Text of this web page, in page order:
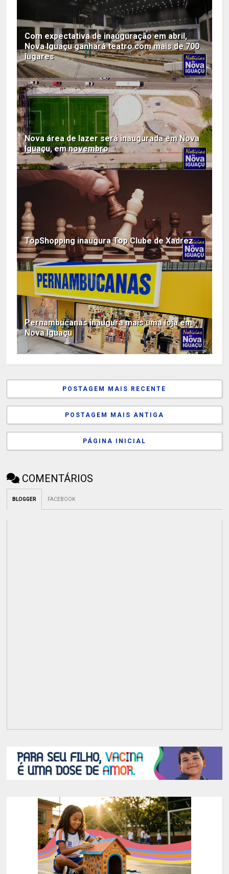
Com expectativa de inauguração em abril,
Nova Iguaçu ganhará teatro com mais de 700
lugares
Nova área de lazer será inaugurada em Nova
Iguaçu, em novembro
TopShopping inaugura Top Clube de Xadrez
Pernambucanas inaugura mais uma loja em
Nova Iguaçu
POSTAGEM MAIS RECENTE
POSTAGEM MAIS ANTIGA
PÁGINA INICIAL
COMENTÁRIOS
BLOGGER FACEBOOK